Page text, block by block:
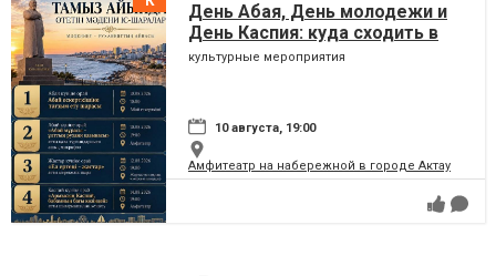
День Абая, День молодежи и
День Каспия: куда сходить в
Актау в августе
культурные мероприятия
10 августа, 19:00
Амфитеатр на набережной в городе Актау